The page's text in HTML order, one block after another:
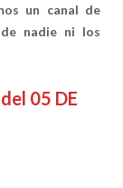
un canal de
nadie ni los
05 DE